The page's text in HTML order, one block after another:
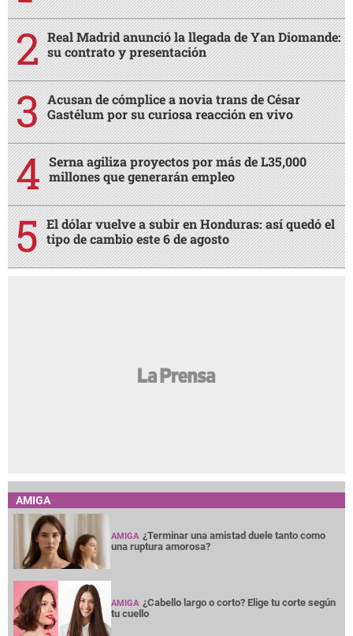
Real Madrid anunció la llegada de Yan Diomande:
su contrato y presentación
Acusan de cómplice a novia trans de César
Gastélum por su curiosa reacción en vivo
Serna agiliza proyectos por más de L35,000
millones que generarán empleo
El dólar vuelve a subir en Honduras: así quedó el
tipo de cambio este 6 de agosto
AMIGA
AMIGA ¿Terminar una amistad duele tanto como
una ruptura amorosa?
AMIGA ¿Cabello largo o corto? Elige tu corte según
tu cuello